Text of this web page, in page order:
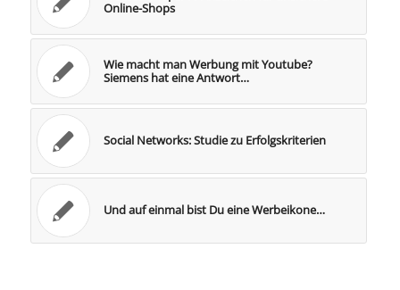
Online-Shops
Wie macht man Werbung mit Youtube?
Siemens hat eine Antwort…
Social Networks: Studie zu Erfolgskriterien
Und auf einmal bist Du eine Werbeikone…